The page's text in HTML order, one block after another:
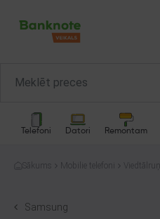
Telefoni Datori Remontam
Sākums Mobilie telefoni Viedtālruņi
Samsung